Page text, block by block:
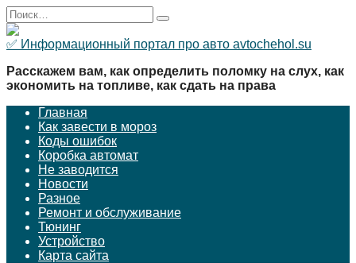
Перейти
к
содержанию
Search
for:
✅ Информационный портал про авто avtochehol.su
Расскажем вам, как определить поломку на слух, как
экономить на топливе, как сдать на права
Главная
Как завести в мороз
Коды ошибок
Коробка автомат
Не заводится
Новости
Разное
Ремонт и обслуживание
Тюнинг
Устройство
Карта сайта